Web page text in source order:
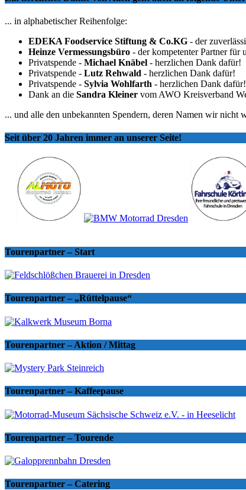
... in alphabetischer Reihenfolge:
EDEKA Foodservice Stiftung & Co.KG - der
Heinze Vermessungsbüro - der kompetenter Partner für
Privatspende - Michael Knäbel - herzlichen Dank dafür!
Privatspende - Lutz Rehwald - herzlichen Dank dafür!
Privatspende - Sylvia Wohlfarth - herzlichen Dank dafür!
Dank an die Sandra Kleiner vom AWO Kreisverband
... und alle den unbekannten Spendern, deren Namen wir nicht
Seit über 20 Jahren immer an unserer Seite!
Tourenpartner – Start
Tourenpartner – „Rüttelpause“
Tourenpartner – Aktion / Mittag
Tourenpartner – Kaffeepause
Tourenpartner – Tourende
Tourenpartner – Catering